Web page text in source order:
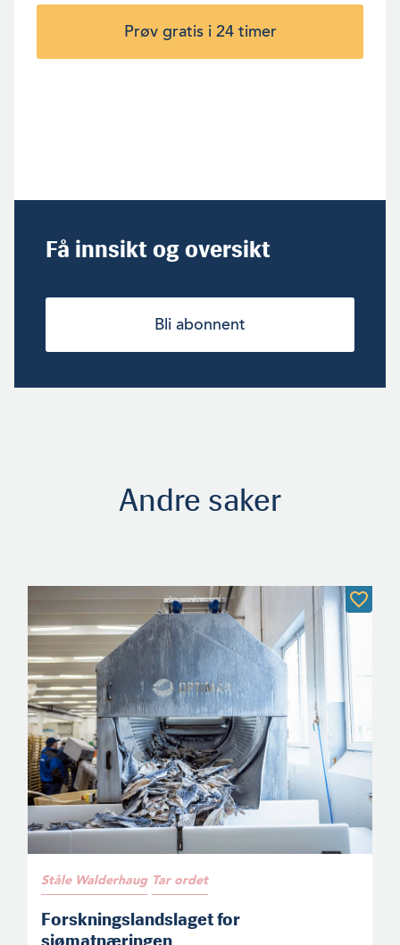
Prøv gratis i 24 timer
Få innsikt og oversikt
Bli abonnent
Andre saker
Ståle Walderhaug Tar ordet
Forskningslandslaget for
sjømatnæringen